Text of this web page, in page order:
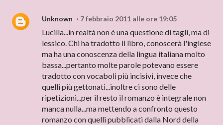
Unknown 7 febbraio 2011 alle ore 19:05
Lucilla...in realtà non è una questione di tagli, ma di
lessico. Chi ha tradotto il libro, conoscerà l'inglese
ma ha una conoscenza della lingua italiana molto
bassa...pertanto molte parole potevano essere
tradotto con vocaboli più incisivi, invece che
quelli più gettonati...inoltre ci sono delle
ripetizioni...per il resto il romanzo è integrale non
manca nulla...ma mettendo a confronto questo
romanzo con quelli pubblicati dalla Nord della